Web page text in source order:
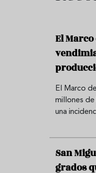
El
El Marco
millones de
una
San
grados